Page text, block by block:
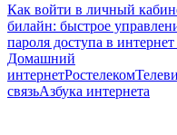
Как войти в личный
билайн: быстрое
пароля доступа в
Домашний
интернетРостелеком
связьАзбука интернета